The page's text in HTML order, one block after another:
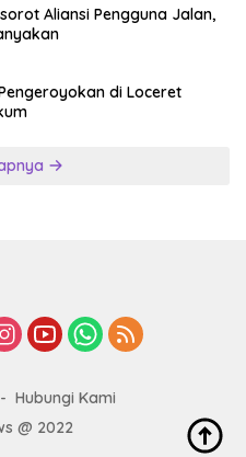
Hubungi Kami
@ 2022